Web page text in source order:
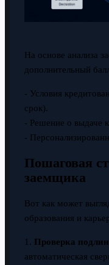
На основе анализа
дополнительный
- Условия
срок).
- Решение о выдаче
-
Пошаговая
заемщика
Вот как может
образования и
1. Проверка
автоматическая